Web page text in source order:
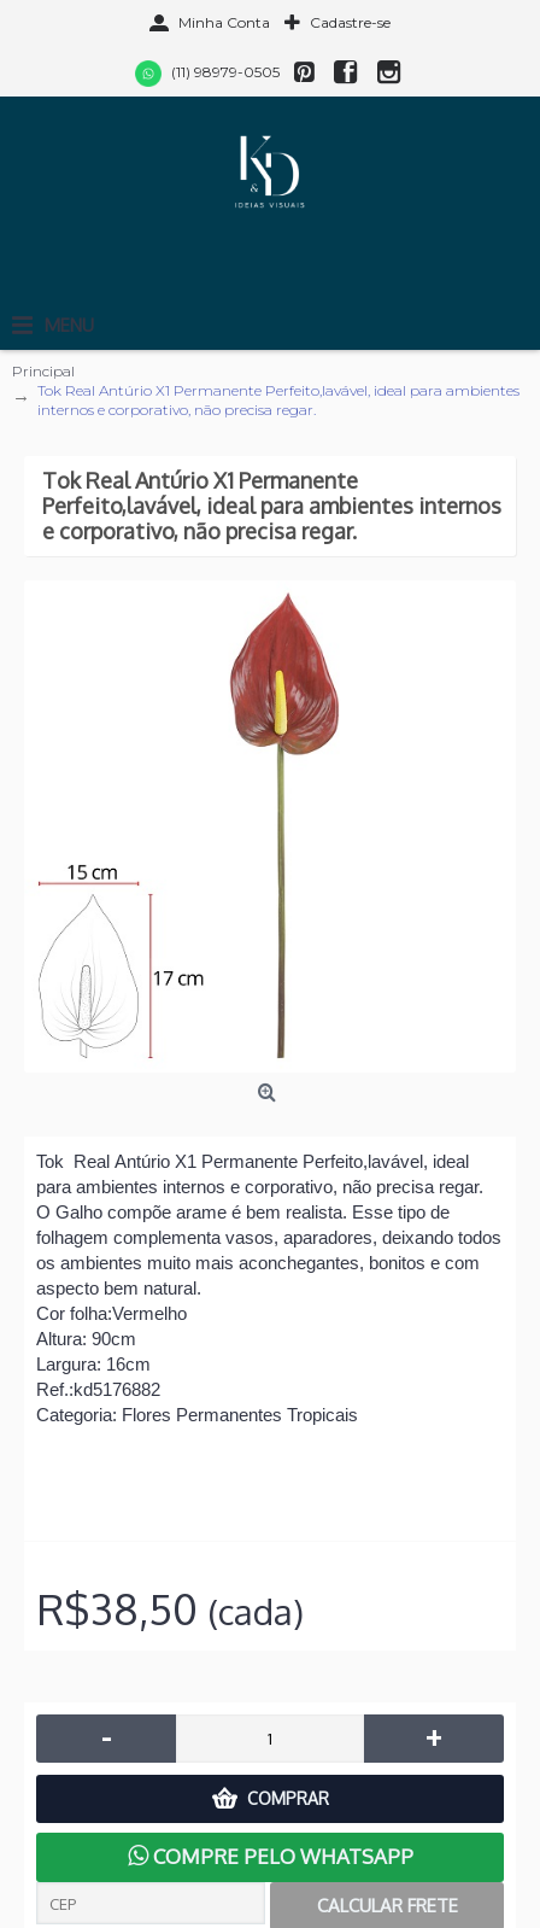
Minha Conta Cadastre-se
(11) 98979-0505
MENU
Principal
Tok Real Antúrio X1 Permanente Perfeito,lavável, ideal para ambientes
internos e corporativo, não precisa regar.
Tok Real Antúrio X1 Permanente
Perfeito,lavável, ideal para ambientes internos
e corporativo, não precisa regar.
Tok Real Antúrio X1 Permanente Perfeito,lavável, ideal
para ambientes internos e corporativo, não precisa regar.
O Galho compõe arame é bem realista. Esse tipo de
folhagem complementa vasos, aparadores, deixando todos
os ambientes muito mais aconchegantes, bonitos e com
aspecto bem natural.
Cor folha:Vermelho
Altura: 90cm
Largura: 16cm
Ref.:kd5176882
Categoria: Flores Permanentes Tropicais
R$38,50 (cada)
- +
COMPRAR
COMPRE PELO WHATSAPP